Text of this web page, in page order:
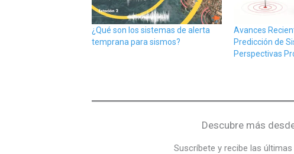
¿Qué son los sistemas de alerta
temprana para sismos?
Avances
Predicción de
Perspectivas
Descubre más
Suscríbete y recibe las